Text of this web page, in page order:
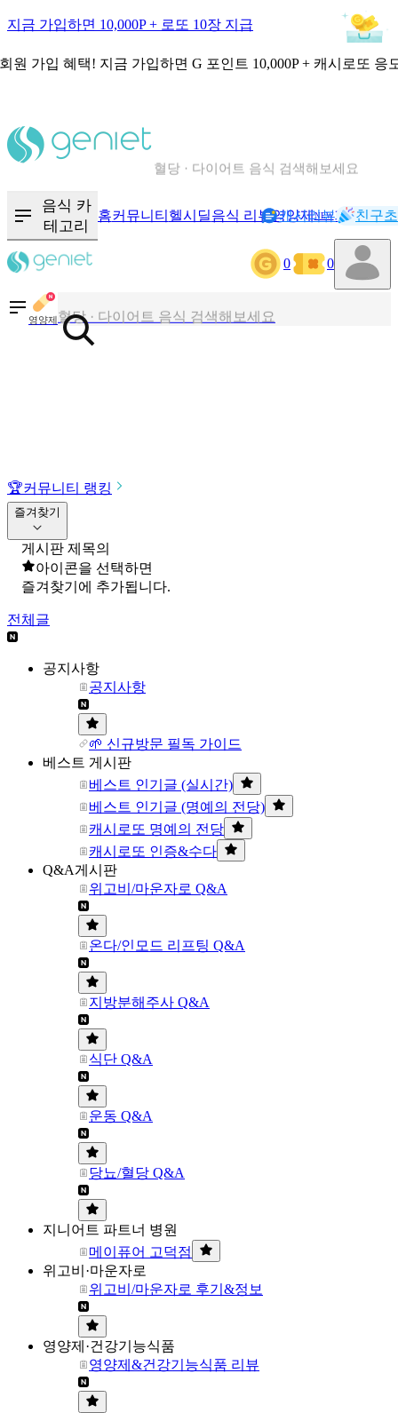
지금 가입하면 10,000P + 로또 10장 지급
원 가입 혜택! 지금 가입하면 G 포인트 10,000P + 캐시로또 응
혈당 · 다이어트 음식 검색해보세요
음식 카
테고리
홈커뮤니티 헬시딜음식 리뷰영양제NEW기록
캐시리뷰 친구
0 0
영양제
칼로리와 영양성분을 검색해보세요
혈당 · 다이어트 음식 검색해보세요
음식 · 영양제 리뷰를 찾아보세요
🏆커뮤니티 랭킹
즐겨찾기
게시판 제목의
아이콘을 선택하면
즐겨찾기에 추가됩니다.
전체글
공지사항
공지사항
🌱 신규방문 필독 가이드
베스트 게시판
베스트 인기글 (실시간)
베스트 인기글 (명예의 전당)
캐시로또 명예의 전당
캐시로또 인증&수다
Q&A게시판
위고비/마운자로 Q&A
온다/인모드 리프팅 Q&A
지방분해주사 Q&A
식단 Q&A
운동 Q&A
당뇨/혈당 Q&A
지니어트 파트너 병원
메이퓨어 고덕점
위고비·마운자로
위고비/마운자로 후기&정보
영양제·건강기능식품
영양제&건강기능식품 리뷰